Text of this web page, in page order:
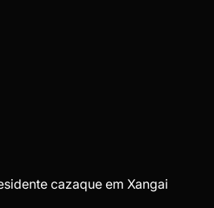
cazaque em Xangai